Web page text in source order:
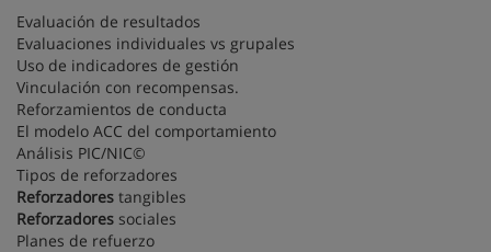
Evaluación de resultados
Evaluaciones individuales vs grupales
Uso de indicadores de gestión
Vinculación con recompensas.
Reforzamientos de conducta
El modelo ACC del comportamiento
Análisis PIC/NIC©
Tipos de reforzadores
Reforzadores tangibles
Reforzadores sociales
Planes de refuerzo